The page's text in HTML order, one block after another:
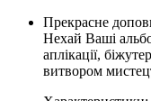
Прекрасне
Нехай Ваші
аплікації,
витвором